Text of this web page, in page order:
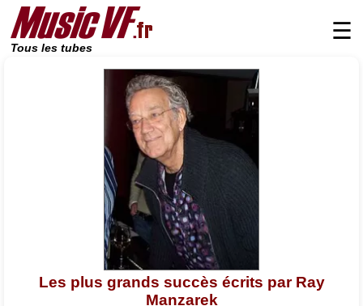
Tous les tubes
☰
Les plus grands succès écrits par Ray
Manzarek